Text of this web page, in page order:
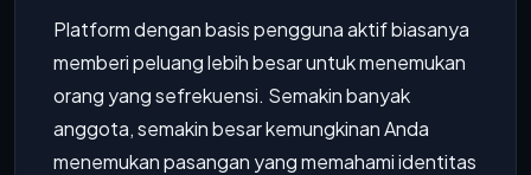
Platform dengan basis pengguna aktif biasanya
memberi peluang lebih besar untuk menemukan
orang yang sefrekuensi. Semakin banyak
anggota, semakin besar kemungkinan Anda
menemukan pasangan yang memahami identitas